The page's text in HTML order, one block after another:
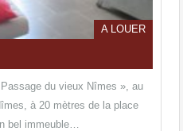
A LOUER
du vieux Nîmes », au
à 20 mètres de la place
bel immeuble…